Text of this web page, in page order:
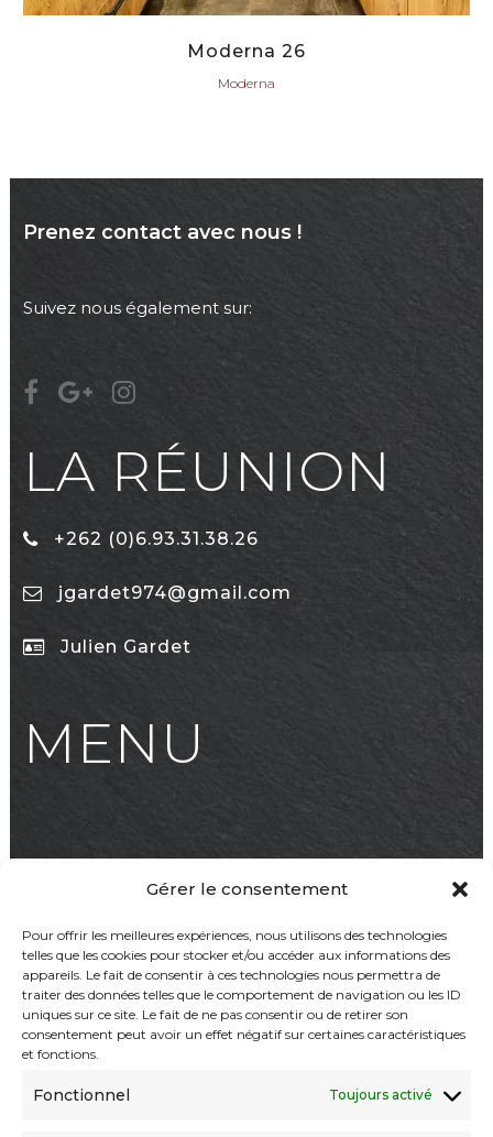
Gérer le consentement
Pour offrir les meilleures expériences, nous utilisons des technologies
telles que les cookies pour stocker et/ou accéder aux informations des
appareils. Le fait de consentir à ces technologies nous permettra de
traiter des données telles que le comportement de navigation ou les ID
uniques sur ce site. Le fait de ne pas consentir ou de retirer son
consentement peut avoir un effet négatif sur certaines caractéristiques
et fonctions.
Fonctionnel Toujours activé
Moderna 26
Moderna
Prenez contact avec nous !
Suivez nous également sur:
LA RÉUNION
+262 (0)6.93.31.38.26
jgardet974@gmail.com
Julien Gardet
MENU
Collection Lumina
Collection Moderna
Collection Natura
Contact